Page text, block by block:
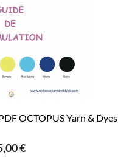
OCTOPUS Yarn & Dyes
€